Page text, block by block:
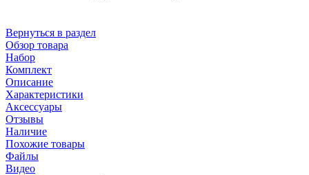
Вернуться в раздел
Обзор товара
Набор
Комплект
Описание
Характеристики
Аксессуары
Отзывы
Наличие
Похожие товары
Файлы
Видео